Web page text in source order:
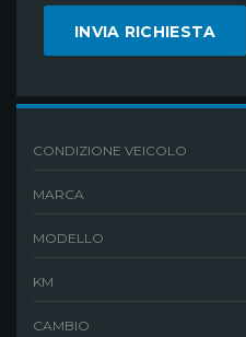
CONDIZIONE VEICOLO
MARCA
MODELLO
KM
CAMBIO